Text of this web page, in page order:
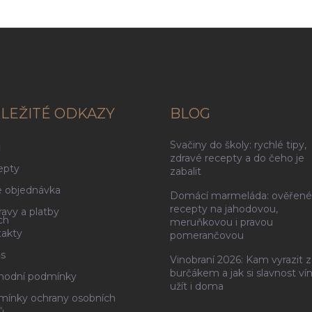
ODKAZY
objednávka
a platby
podmínky
ochrany osobních
BLOG
Svačiny do školy: rychlé tipy,
zdravé recepty a do čeho je
zabalit
Domácí marmeláda: ověřené
recepty na jahodovou,
meruňkovou i pravou
pomerančovou
Vinobraní 2026: Kam vyrazit
burčákem a jak si slavnost
užít i doma